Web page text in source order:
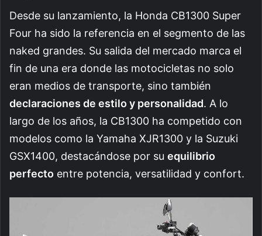
Desde su lanzamiento, la Honda CB1300 Super
Four ha sido la referencia en el segmento de las
naked grandes. Su salida del mercado marca el
fin de una era donde las motocicletas no solo
eran medios de transporte, sino también
declaraciones de estilo y personalidad. A lo
largo de los años, la CB1300 ha competido con
modelos como la Yamaha XJR1300 y la Suzuki
GSX1400, destacándose por su equilibrio
perfecto entre potencia, versatilidad y confort.